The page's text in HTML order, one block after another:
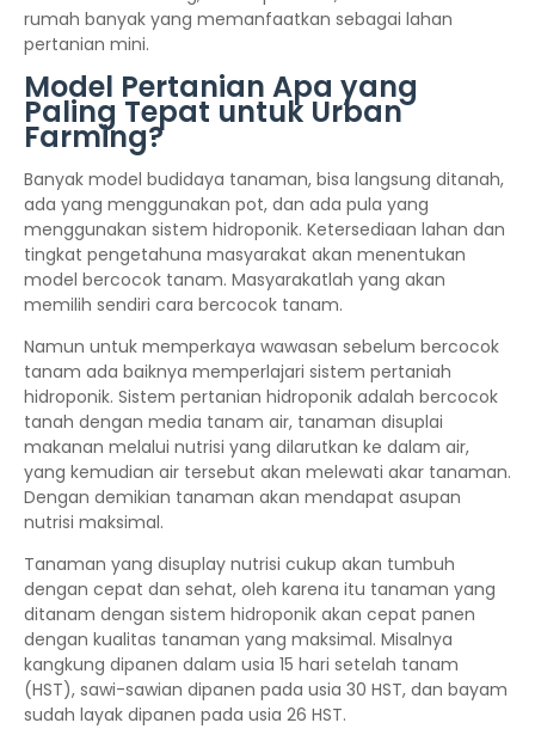
rumah banyak yang memanfaatkan sebagai lahan
pertanian mini.
Model Pertanian Apa yang
Paling Tepat untuk Urban
Farming?
Banyak model budidaya tanaman, bisa langsung ditanah,
ada yang menggunakan pot, dan ada pula yang
menggunakan sistem hidroponik. Ketersediaan lahan dan
tingkat pengetahuna masyarakat akan menentukan
model bercocok tanam. Masyarakatlah yang akan
memilih sendiri cara bercocok tanam.
Namun untuk memperkaya wawasan sebelum bercocok
tanam ada baiknya memperlajari sistem pertaniah
hidroponik. Sistem pertanian hidroponik adalah bercocok
tanah dengan media tanam air, tanaman disuplai
makanan melalui nutrisi yang dilarutkan ke dalam air,
yang kemudian air tersebut akan melewati akar tanaman.
Dengan demikian tanaman akan mendapat asupan
nutrisi maksimal.
Tanaman yang disuplay nutrisi cukup akan tumbuh
dengan cepat dan sehat, oleh karena itu tanaman yang
ditanam dengan sistem hidroponik akan cepat panen
dengan kualitas tanaman yang maksimal. Misalnya
kangkung dipanen dalam usia 15 hari setelah tanam
(HST), sawi-sawian dipanen pada usia 30 HST, dan bayam
sudah layak dipanen pada usia 26 HST.